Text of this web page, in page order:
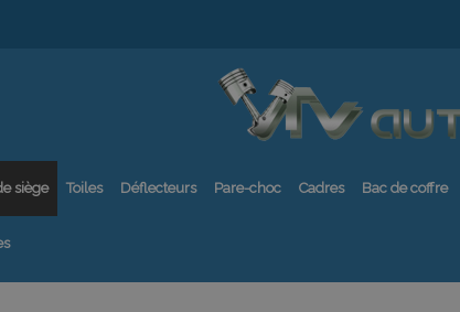
siège Toiles Déflecteurs Pare-choc Cadres Bac de coffre